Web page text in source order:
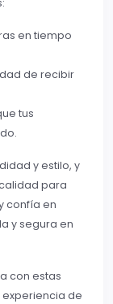
en tiempo
de recibir
tus
y estilo, y
para
confía en
y segura en
con estas
de